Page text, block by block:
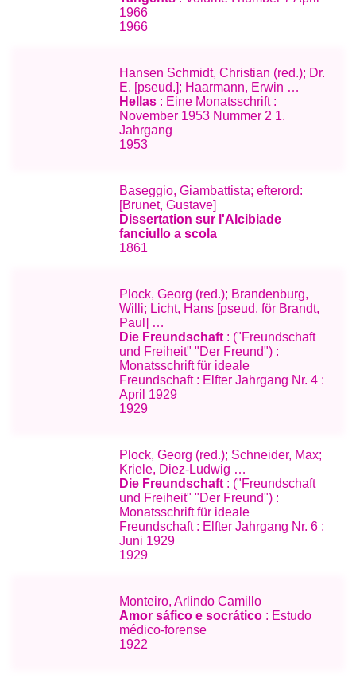
1966
1966
Hansen Schmidt, Christian (red.); Dr.
E. [pseud.]; Haarmann, Erwin …
Hellas : Eine Monatsschrift :
November 1953 Nummer 2 1.
Jahrgang
1953
Baseggio, Giambattista; efterord:
[Brunet, Gustave]
Dissertation sur l'Alcibiade
fanciullo a scola
1861
Plock, Georg (red.); Brandenburg,
Willi; Licht, Hans [pseud. för Brandt,
Paul] …
Die Freundschaft : ("Freundschaft
und Freiheit" "Der Freund") :
Monatsschrift für ideale
Freundschaft : Elfter Jahrgang Nr. 4 :
April 1929
1929
Plock, Georg (red.); Schneider, Max;
Kriele, Diez-Ludwig …
Die Freundschaft : ("Freundschaft
und Freiheit" "Der Freund") :
Monatsschrift für ideale
Freundschaft : Elfter Jahrgang Nr. 6 :
Juni 1929
1929
Monteiro, Arlindo Camillo
Amor sáfico e socrático : Estudo
médico-forense
1922